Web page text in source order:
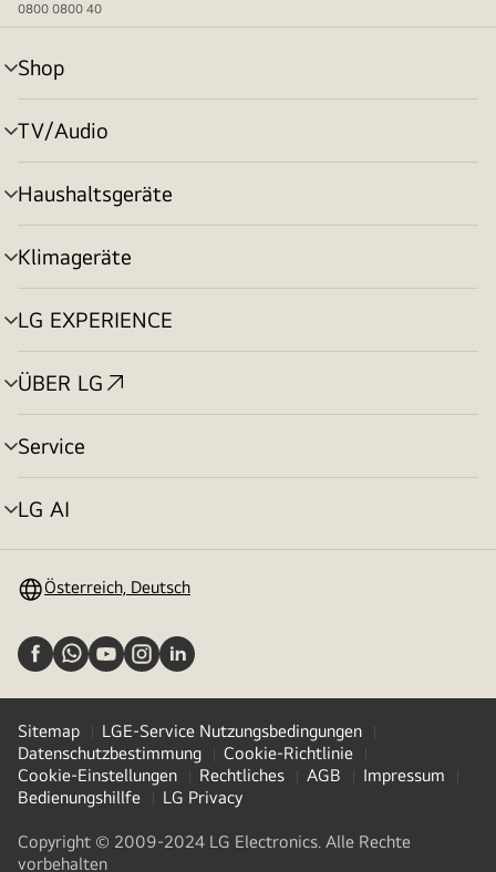
0800 0800 40
Shop
Menü
umschalten
TV/Audio
Menü
umschalten
Haushaltsgeräte
Menü
umschalten
Klimageräte
Menü
umschalten
LG EXPERIENCE
Menü
umschalten
ÜBER LG
Menü
umschalten
Service
Menü
umschalten
LG AI
Menü
Österreich, Deutsch
Sitemap
LGE-Service Nutzungsbedingungen
Datenschutzbestimmung
Cookie-Richtlinie
Cookie-Einstellungen
Rechtliches AGB
Impressum
Bedienungshillfe
LG Privacy
Copyright © 2009-2024 LG Electronics. Alle Rechte
vorbehalten